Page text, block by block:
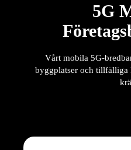
5G
Vårt mobila 5G-
byggplatser och tillfälliga